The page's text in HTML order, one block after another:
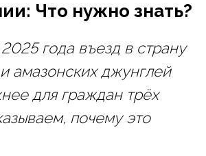
Что нужно знать?
года въезд в страну
амазонских джунглей
для граждан трёх
почему это